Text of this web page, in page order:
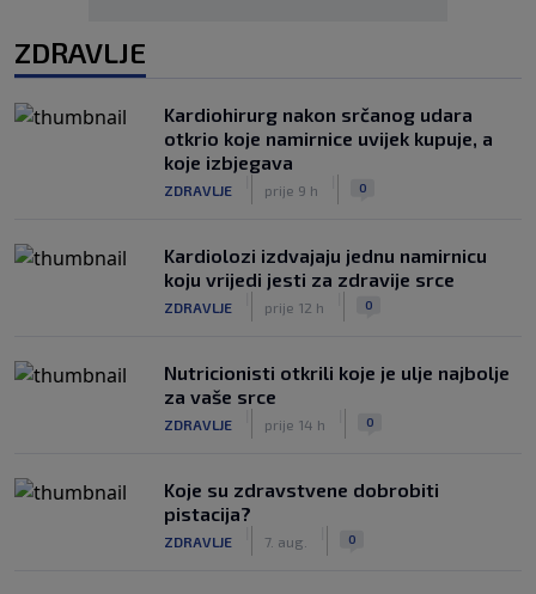
ZDRAVLJE
Kardiohirurg nakon srčanog udara
otkrio koje namirnice uvijek kupuje, a
koje izbjegava
ZDRAVLJE prije 9 h 0
Kardiolozi izdvajaju jednu namirnicu
koju vrijedi jesti za zdravije srce
ZDRAVLJE prije 12 h 0
Nutricionisti otkrili koje je ulje najbolje
za vaše srce
ZDRAVLJE prije 14 h 0
Koje su zdravstvene dobrobiti
pistacija?
ZDRAVLJE 7. aug. 0